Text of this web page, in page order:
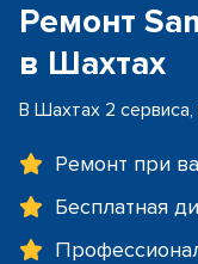
Ремонт
в Шахтах
В Шахтах 2
Ремонт при
Бесплатная